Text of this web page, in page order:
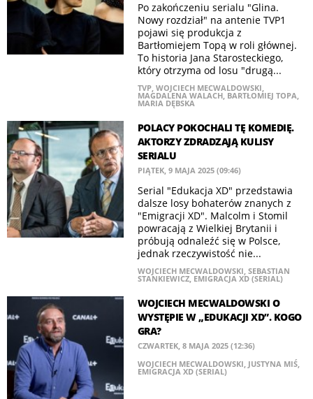
Po zakończeniu serialu "Glina.
Nowy rozdział" na antenie TVP1
pojawi się produkcja z
Bartłomiejem Topą w roli głównej.
To historia Jana Starosteckiego,
który otrzyma od losu "drugą...
TVP, WOJCIECH MECWALDOWSKI,
MAGDALENA WALACH, BARTŁOMIEJ TOPA,
MARIA DĘBSKA
POLACY POKOCHALI TĘ KOMEDIĘ.
AKTORZY ZDRADZAJĄ KULISY
SERIALU
PIĄTEK, 9 MAJA 2025 (09:46)
Serial "Edukacja XD" przedstawia
dalsze losy bohaterów znanych z
"Emigracji XD". Malcolm i Stomil
powracają z Wielkiej Brytanii i
próbują odnaleźć się w Polsce,
jednak rzeczywistość nie...
WOJCIECH MECWALDOWSKI, SEBASTIAN
STANKIEWICZ, EMIGRACJA XD (SERIAL)
WOJCIECH MECWALDOWSKI O
WYSTĘPIE W „EDUKACJI XD”. KOGO
GRA?
CZWARTEK, 8 MAJA 2025 (12:36)
WOJCIECH MECWALDOWSKI, JUSTYNA MIŚ,
EMIGRACJA XD (SERIAL)